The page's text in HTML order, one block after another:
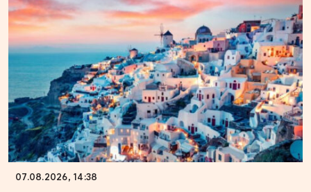
07.08.2026, 14:38